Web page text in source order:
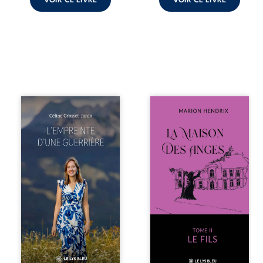
Que reste-t-il de
l’enfance lorsque
la maladie impose
ses propres règles
? L’empreinte
d’une guerrière
livre, sans détour,
le récit d’un
quotidien
bouleversé par la
maladie
chronique,
l’errance médicale
et de longues
hospitalisations.
L’auteure y
Nous sommes en
après le décès du
patriarche
Anatole-Eustache.
La famille devra
affronter non
seulement un
inconnu qui rôde
autour du
domaine et dont
Firmin, le fidèle
majordome,
redoute les visites,
encombrant